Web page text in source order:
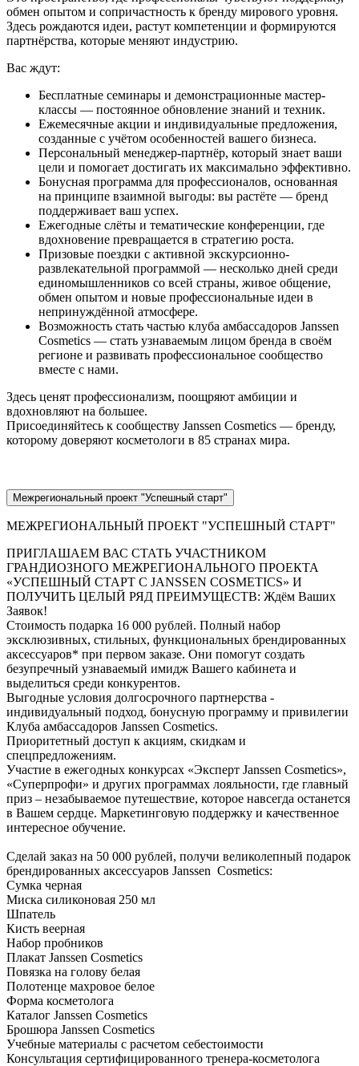
обмен опытом и сопричастность к бренду мирового уровня.
Здесь рождаются идеи, растут компетенции и формируются
партнёрства, которые меняют индустрию.
Вас ждут:
Бесплатные семинары и демонстрационные мастер-
классы — постоянное обновление знаний и техник.
Ежемесячные акции и индивидуальные предложения,
созданные с учётом особенностей вашего бизнеса.
Персональный менеджер-партнёр, который знает ваши
цели и помогает достигать их максимально эффективно.
Бонусная программа для профессионалов, основанная
на принципе взаимной выгоды: вы растёте — бренд
поддерживает ваш успех.
Ежегодные слёты и тематические конференции, где
вдохновение превращается в стратегию роста.
Призовые поездки с активной экскурсионно-
развлекательной программой — несколько дней среди
единомышленников со всей страны, живое общение,
обмен опытом и новые профессиональные идеи в
непринуждённой атмосфере.
Возможность стать частью клуба амбассадоров Janssen
Cosmetics — стать узнаваемым лицом бренда в своём
регионе и развивать профессиональное сообщество
вместе с нами.
Здесь ценят профессионализм, поощряют амбиции и
вдохновляют на большее.
Присоединяйтесь к сообществу Janssen Cosmetics — бренду,
которому доверяют косметологи в 85 странах мира.
Межрегиональный проект "Успешный старт"
МЕЖРЕГИОНАЛЬНЫЙ ПРОЕКТ "УСПЕШНЫЙ СТАРТ"
ПРИГЛАШАЕМ ВАС СТАТЬ УЧАСТНИКОМ
ГРАНДИОЗНОГО МЕЖРЕГИОНАЛЬНОГО ПРОЕКТА
«УСПЕШНЫЙ СТАРТ С JANSSEN COSMETICS» И
ПОЛУЧИТЬ ЦЕЛЫЙ РЯД ПРЕИМУЩЕСТВ: Ждём Ваших
Заявок!
Стоимость подарка 16 000 рублей. Полный набор
эксклюзивных, стильных, функциональных брендированных
аксессуаров* при первом заказе. Они помогут создать
безупречный узнаваемый имидж Вашего кабинета и
выделиться среди конкурентов.
Выгодные условия долгосрочного партнерства -
индивидуальный подход, бонусную программу и привилегии
Клуба амбассадоров Janssen Cosmetics.
Приоритетный доступ к акциям, скидкам и
спецпредложениям.
Участие в ежегодных конкурсах «Эксперт Janssen Cosmetiсs»,
«Суперпрофи» и других программах лояльности, где главный
приз – незабываемое путешествие, которое навсегда останется
в Вашем сердце. Маркетинговую поддержку и качественное
интересное обучение.
Сделай заказ на 50 000 рублей, получи великолепный подарок
брендированных аксессуаров Janssen Cosmetics:
Сумка черная
Миска силиконовая 250 мл
Шпатель
Кисть веерная
Набор пробников
Плакат Janssen Cosmetics
Повязка на голову белая
Полотенце махровое белое
Форма косметолога
Каталог Janssen Cosmetics
Брошюра Janssen Cosmetics
Учебные материалы с расчетом себестоимости
Консультация сертифицированного тренера-косметолога